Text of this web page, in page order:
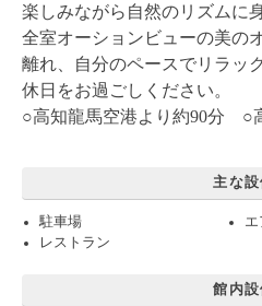
楽しみながら自然のリズムに
全室オーションビューの美の
離れ、自分のペースでリラッ
休日をお過ごしください。
○高知龍馬空港より約90分 ○
主な設
駐車場
エ
レストラン
館内設